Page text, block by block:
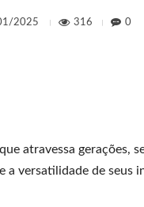
2025 316 0
atravessa gerações,
a versatilidade de seus